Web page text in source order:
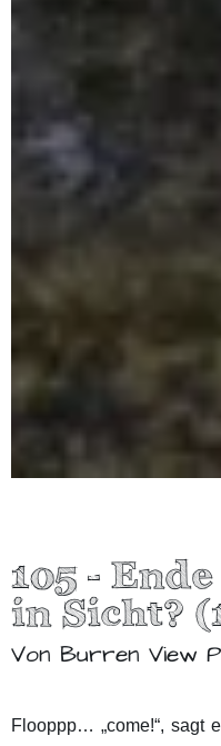
105 -
in Sicht?
Von Burren View
Flooppp… „come!“, sagt